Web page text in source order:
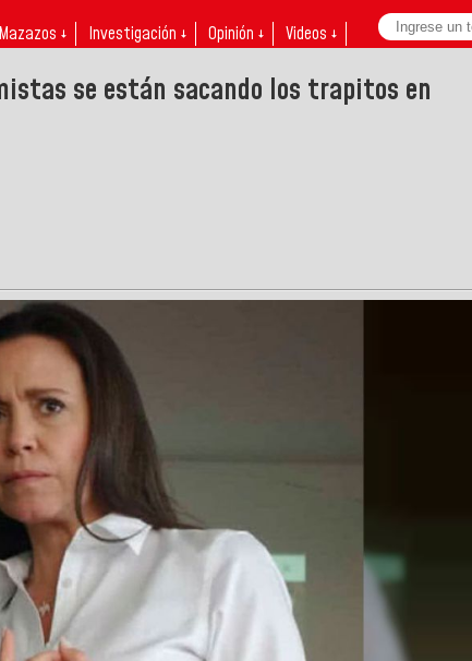
Mazazos ↓ Investigación ↓ Opinión ↓ Videos ↓
se están sacando los trapitos en